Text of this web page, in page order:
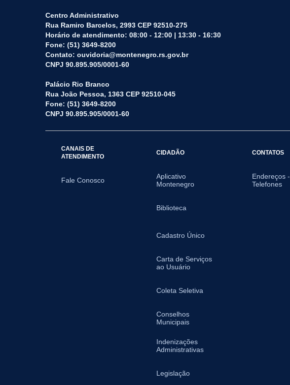
Centro Administrativo
Rua Ramiro Barcelos, 2993 CEP 92510-275
Horário de atendimento: 08:00 - 12:00 | 13:30 - 16:30
Fone: (51) 3649-8200
Contato: ouvidoria@montenegro.rs.gov.br
CNPJ 90.895.905/0001-60
Palácio Rio Branco
Rua João Pessoa, 1363 CEP 92510-045
Fone: (51) 3649-8200
CNPJ 90.895.905/0001-60
CANAIS DE
ATENDIMENTO
Fale Conosco
CIDADÃO
Aplicativo
Montenegro
Biblioteca
Cadastro Único
Carta de Serviços
ao Usuário
Coleta Seletiva
Conselhos
Municipais
Indenizações
Administrativas
Legislação
CONTATOS
Endereços -
Telefones